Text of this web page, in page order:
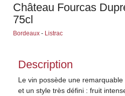
Château Fourcas
75cl
Bordeaux - Listrac
Description
Le vin possède une
et un style très défini : fruit